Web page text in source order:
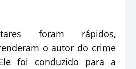
foram rápidos,
o autor do crime
foi conduzido para a